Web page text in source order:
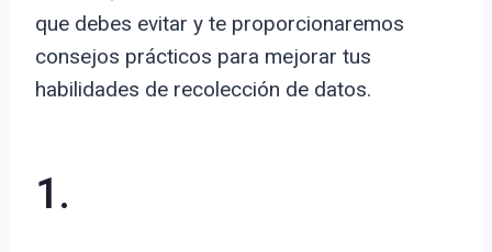
que debes evitar y te proporcionaremos
consejos prácticos para mejorar tus
habilidades de recolección de datos.
1.